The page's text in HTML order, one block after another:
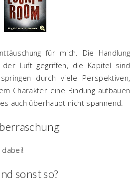
für mich. Die Handlung
Luft gegriffen, die Kapitel sind
durch viele Perspektiven,
Charakter eine Bindung aufbauen
auch überhaupt nicht spannend.
dabei!
sonst so?